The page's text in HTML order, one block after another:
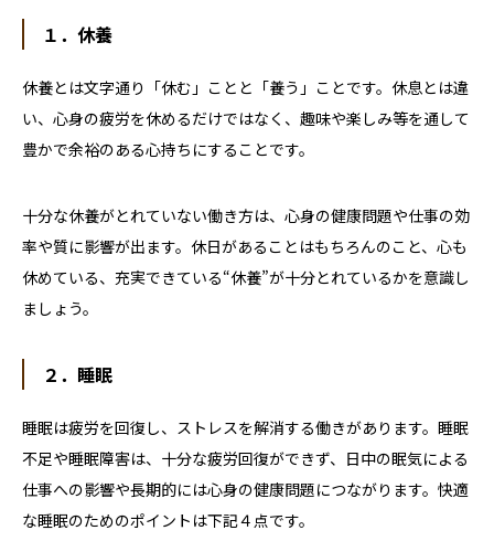
１．休養
休養とは文字通り「休む」ことと「養う」ことです。休息とは違
い、心身の疲労を休めるだけではなく、趣味や楽しみ等を通して
豊かで余裕のある心持ちにすることです。
十分な休養がとれていない働き方は、心身の健康問題や仕事の効
率や質に影響が出ます。休日があることはもちろんのこと、心も
休めている、充実できている“休養”が十分とれているかを意識し
ましょう。
２．睡眠
睡眠は疲労を回復し、ストレスを解消する働きがあります。睡眠
不足や睡眠障害は、十分な疲労回復ができず、日中の眠気による
仕事への影響や長期的には心身の健康問題につながります。快適
な睡眠のためのポイントは下記４点です。